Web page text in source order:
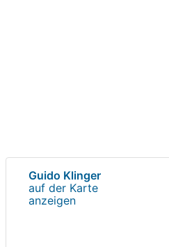
Guido Klinger
auf der Karte
anzeigen